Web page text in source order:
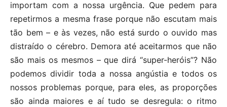
importam com a nossa urgência. Que pedem para
repetirmos a mesma frase porque não escutam mais
tão bem – e às vezes, não está surdo o ouvido mas
distraído o cérebro. Demora até aceitarmos que não
são mais os mesmos – que dirá “super-heróis”? Não
podemos dividir toda a nossa angústia e todos os
nossos problemas porque, para eles, as proporções
são ainda maiores e aí tudo se desregula: o ritmo